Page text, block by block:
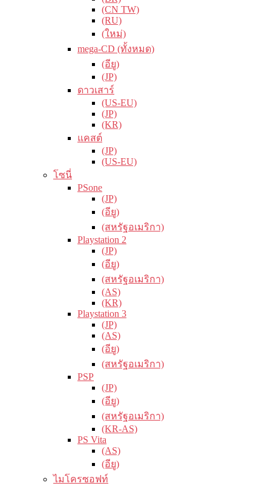
(CN TW)
(RU)
(ใหม่)
mega-CD (ทั้งหมด)
(อียู)
(JP)
ดาวเสาร์
(US-EU)
(JP)
(KR)
แคสต์
(JP)
(US-EU)
โซนี่
PSone
(JP)
(อียู)
(สหรัฐอเมริกา)
Playstation 2
(JP)
(อียู)
(สหรัฐอเมริกา)
(AS)
(KR)
Playstation 3
(JP)
(AS)
(อียู)
(สหรัฐอเมริกา)
PSP
(JP)
(อียู)
(สหรัฐอเมริกา)
(KR-AS)
PS Vita
(AS)
(อียู)
ไมโครซอฟท์